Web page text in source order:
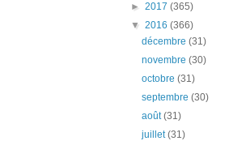
► 2017 (365)
▼ 2016 (366)
décembre(31)
novembre(30)
octobre(31)
septembre(30)
août(31)
juillet(31)